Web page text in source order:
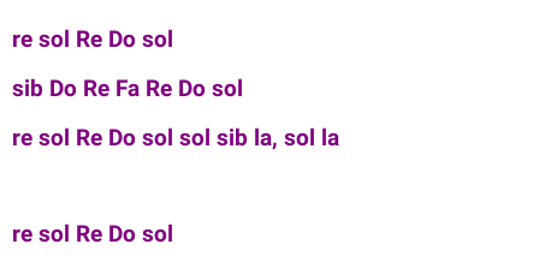
re sol Re Do sol
sib Do Re Fa Re Do sol
re sol Re Do sol sol sib la, sol la
re sol Re Do sol